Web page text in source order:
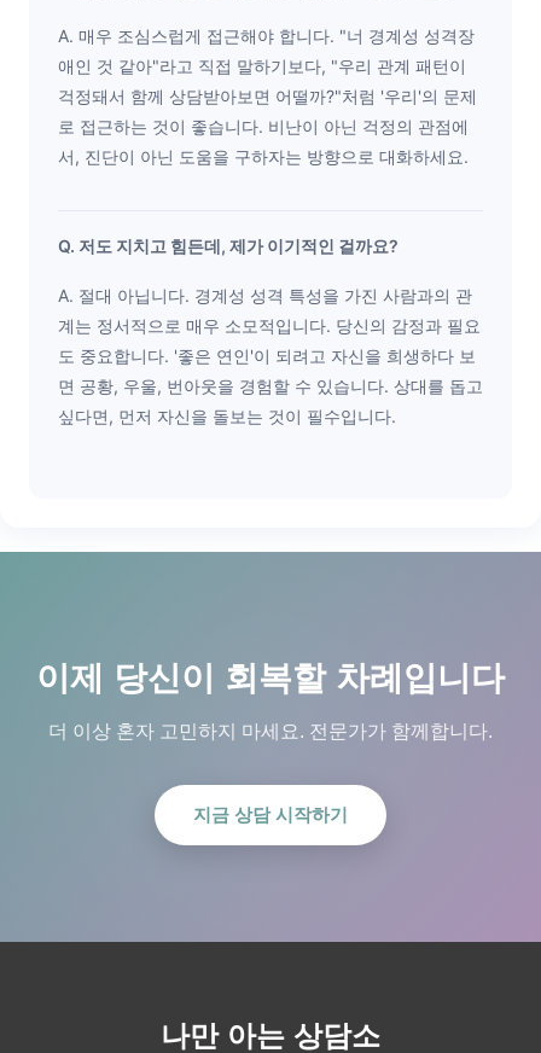
A. 매우 조심스럽게 접근해야 합니다. "너 경계성 성격장
애인 것 같아"라고 직접 말하기보다, "우리 관계 패턴이
걱정돼서 함께 상담받아보면 어떨까?"처럼 '우리'의 문제
로 접근하는 것이 좋습니다. 비난이 아닌 걱정의 관점에
서, 진단이 아닌 도움을 구하자는 방향으로 대화하세요.
Q. 저도 지치고 힘든데, 제가 이기적인 걸까요?
A. 절대 아닙니다. 경계성 성격 특성을 가진 사람과의 관
계는 정서적으로 매우 소모적입니다. 당신의 감정과 필요
도 중요합니다. '좋은 연인'이 되려고 자신을 희생하다 보
면 공황, 우울, 번아웃을 경험할 수 있습니다. 상대를 돕고
싶다면, 먼저 자신을 돌보는 것이 필수입니다.
이제 당신이 회복할 차례입니다
더 이상 혼자 고민하지 마세요. 전문가가 함께합니다.
지금 상담 시작하기
나만 아는 상담소